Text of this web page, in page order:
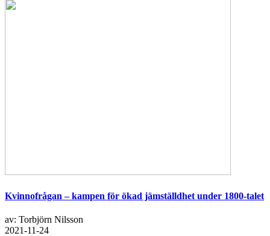
Kvinnofrågan – kampen för ökad jämställdhet under 1800-talet
av: Torbjörn Nilsson
2021-11-24